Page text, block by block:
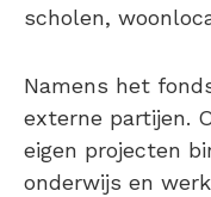
scholen,
Namens het
externe partijen.
eigen projecten
onderwijs en